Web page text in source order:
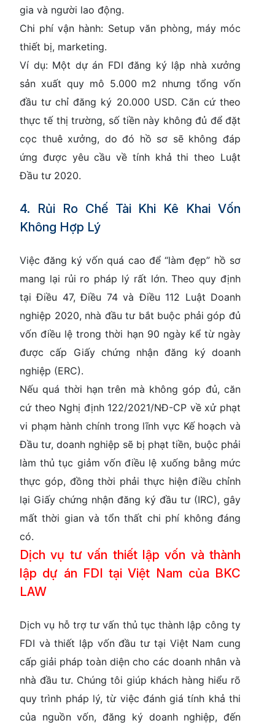
gia và người lao động.
Chi phí vận hành: Setup văn phòng, máy móc
thiết bị, marketing.
Ví dụ:Một dự án FDI đăng ký lập nhà xưởng
sản xuất quy mô 5.000 m2 nhưng tổng vốn
đầu tư chỉ đăng ký 20.000 USD. Căn cứ theo
thực tế thị trường, số tiền này không đủ để đặt
cọc thuê xưởng, do đó hồ sơ sẽ không đáp
ứng được yêu cầu về tính khả thi theo Luật
Đầu tư 2020.
4. Rủi Ro Chế Tài Khi Kê Khai Vốn
Không Hợp Lý
Việc đăng ký vốn quá cao để “làm đẹp” hồ sơ
mang lại rủi ro pháp lý rất lớn. Theo quy định
tạiĐiều 47, Điều 74 và Điều 112 Luật Doanh
nghiệp 2020, nhà đầu tư bắt buộc phải góp đủ
vốn điều lệ trong thời hạn 90 ngàykể từ ngày
được cấp Giấy chứng nhận đăng ký doanh
nghiệp (ERC).
Nếu quá thời hạn trên mà không góp đủ, căn
cứ theo Nghị định 122/2021/NĐ-CP về xử phạt
vi phạm hành chính trong lĩnh vực Kế hoạch và
Đầu tư, doanh nghiệp sẽ bị phạt tiền, buộc phải
làm thủ tục giảm vốn điều lệ xuống bằng mức
thực góp, đồng thời phải thực hiện điều chỉnh
lại Giấy chứng nhận đăng ký đầu tư (IRC), gây
mất thời gian và tổn thất chi phí không đáng
có.
Dịch vụ tư vấn thiết lập vốn và thành
lập dự án FDI tại Việt Nam của BKC
LAW
Dịch vụ hỗ trợ tư vấn thủ tục thành lập công ty
FDI và thiết lập vốn đầu tư tại Việt Nam cung
cấp giải pháp toàn diện cho các doanh nhân và
nhà đầu tư. Chúng tôi giúp khách hàng hiểu rõ
quy trình pháp lý, từ việc đánh giá tính khả thi
của nguồn vốn, đăng ký doanh nghiệp, đến